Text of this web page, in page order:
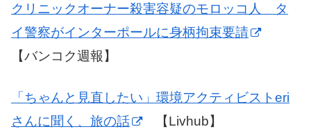
クリニックオーナー殺害容疑のモロッコ人 タ
イ警察がインターポールに身柄拘束要請
【バンコク週報】
「ちゃんと見直したい」環境アクティビストeri
さんに聞く、旅の話
【Livhub】